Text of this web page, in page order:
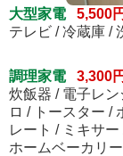
大型家電
5,500
テレビ / 冷蔵庫 /
調理家電
3,300
炊飯器 / 電子レ
ロ / トースター /
レート / ミキサ
ホームベーカリー